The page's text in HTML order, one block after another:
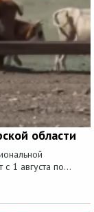
области
с 1 августа по...